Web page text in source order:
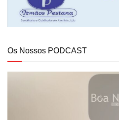
Os Nossos PODCAST